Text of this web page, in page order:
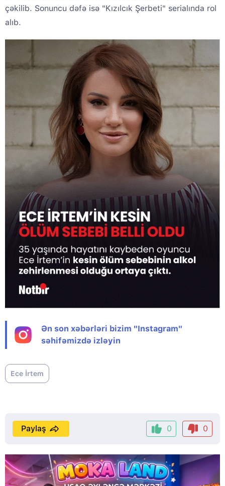
çəkilib. Sonuncu dəfə isə "Kızılcık Şerbeti" serialında rol
alıb.
Ən son xəbərləri bizim "Instagram"
səhifəmizdə izləyin
Ece İrtem
0 0
Paylaş